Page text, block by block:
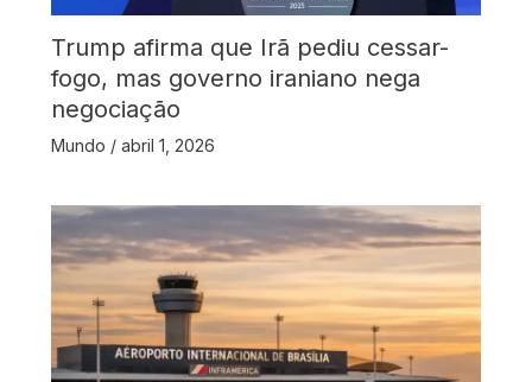
Trump afirma que Irã pediu cessar-
fogo, mas governo iraniano nega
negociação
Mundo / abril 1, 2026